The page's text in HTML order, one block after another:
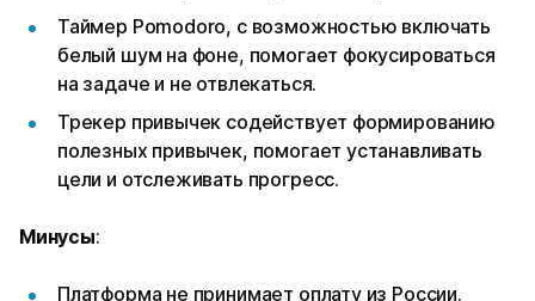
Таймер Pomodoro, с возможностью включать
белый шум на фоне, помогает фокусироваться
на задаче и не отвлекаться.
Трекер привычек содействует формированию
полезных привычек, помогает устанавливать
цели и отслеживать прогресс.
Минусы:
Платформа не принимает оплату из России.